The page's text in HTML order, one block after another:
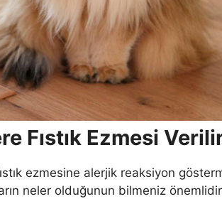
Fıstık Ezmesi
ezmesine alerjik reaksiyon
neler olduğunun bilmeniz